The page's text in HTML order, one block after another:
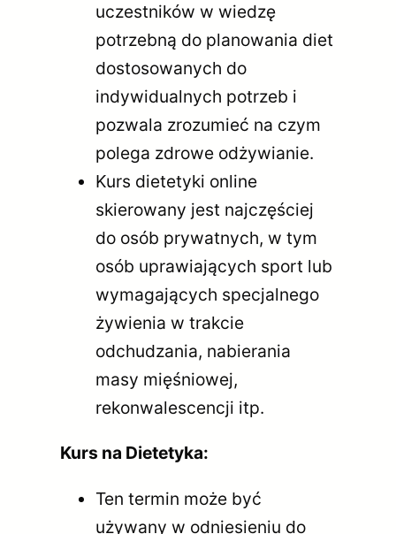
uczestników w wiedzę
potrzebną do planowania diet
dostosowanych do
indywidualnych potrzeb i
pozwala zrozumieć na czym
polega zdrowe odżywianie.
Kurs dietetyki online
skierowany jest najczęściej
do osób prywatnych, w tym
osób uprawiających sport lub
wymagających specjalnego
żywienia w trakcie
odchudzania, nabierania
masy mięśniowej,
rekonwalescencji itp.
Kurs na Dietetyka:
Ten termin może być
używany w odniesieniu do